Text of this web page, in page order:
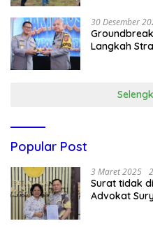
30 Desember
Langkah
Popular Post
3 Maret 2025
Surat tidak
Advokat